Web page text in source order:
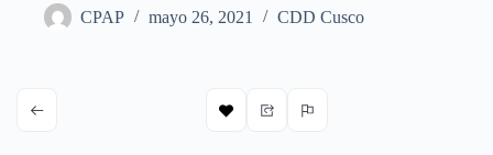
CPAP mayo 26, 2021 CDD Cusco